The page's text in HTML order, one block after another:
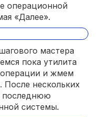
операционной
«Далее».
мастера
пока утилита
и жмем
После нескольких
последнюю
системы.